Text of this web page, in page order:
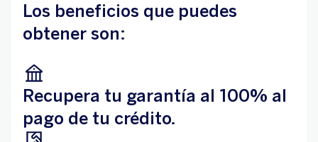
Los beneficios que puedes
obtener son:
Recupera tu garantía al 100% al
pago de tu crédito.